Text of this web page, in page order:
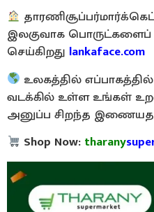
இலகுவாக பொருட்களைப்
செய்கிறது lankaface.com
உலகத்தில்
வடக்கில் உள்ள உங்கள்
அனுப்ப சிறந்த
Shop Now: tharany